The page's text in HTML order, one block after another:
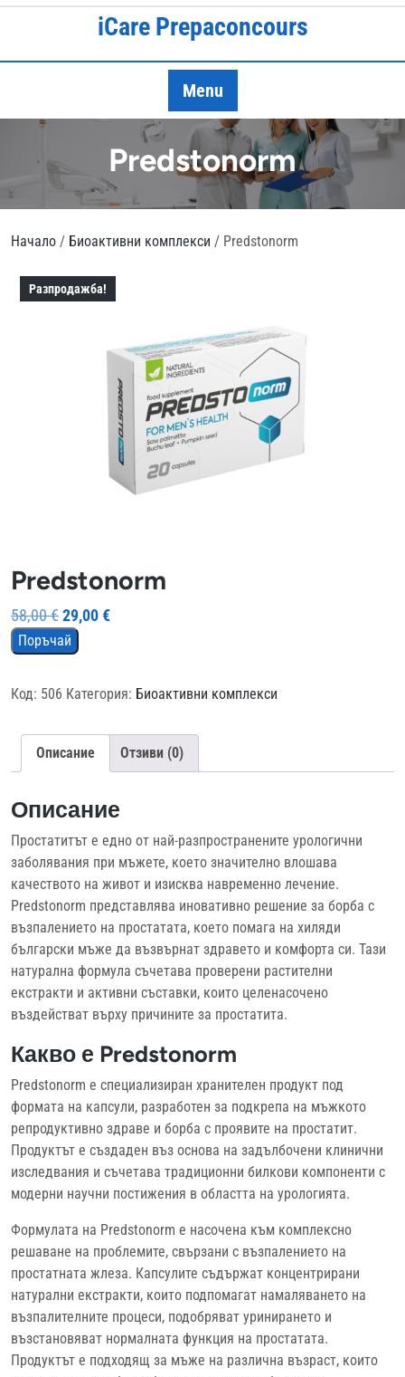
Skip
iCare Prepaconcours
Menu
Predstonorm
Начало / Биоактивни комплекси / Predstonorm
Разпродажба!
Predstonorm
58,00€Original
price
58,00 €.
29,00€Текущата
29,00 €.
Поръчай
Код: 506 Категория: Биоактивни комплекси
Описание Отзиви (0)
Описание
Простатитът е едно от най-разпространените урологични
заболявания при мъжете, което значително влошава
качеството на живот и изисква навременно лечение.
Predstonorm представлява иновативно решение за борба с
възпалението на простатата, което помага на хиляди
български мъже да възвърнат здравето и комфорта си. Тази
натурална формула съчетава проверени растителни
екстракти и активни съставки, които целенасочено
въздействат върху причините за простатита.
Какво е Predstonorm
Predstonorm е специализиран хранителен продукт под
формата на капсули, разработен за подкрепа на мъжкото
репродуктивно здраве и борба с проявите на простатит.
Продуктът е създаден въз основа на задълбочени клинични
изследвания и съчетава традиционни билкови компоненти с
модерни научни постижения в областта на урологията.
Формулата на Predstonorm е насочена към комплексно
решаване на проблемите, свързани с възпалението на
простатната жлеза. Капсулите съдържат концентрирани
натурални екстракти, които подпомагат намаляването на
възпалителните процеси, подобряват уринирането и
възстановяват нормалната функция на простатата.
Продуктът е подходящ за мъже на различна възраст, които